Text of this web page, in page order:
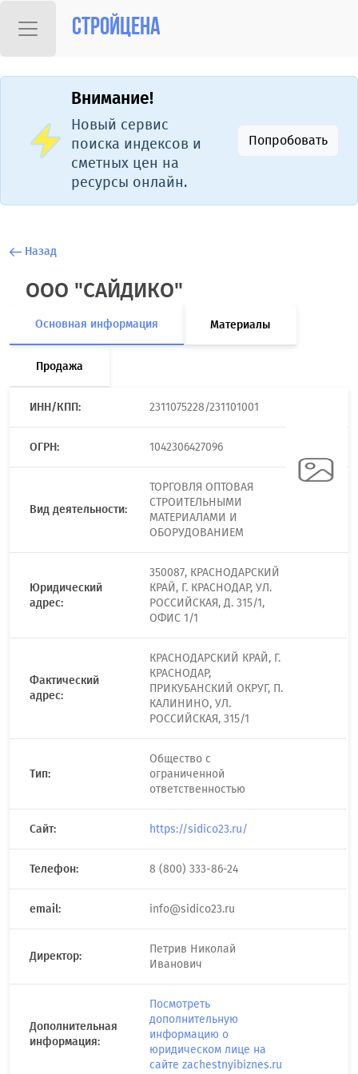
Стройцена
Внимание!
Новый сервис
поиска индексов и
сметных цен на
ресурсы онлайн.
Попробовать
Назад
ООО "САЙДИКО"
Основная информация Материалы
Продажа
ИНН/КПП: 2311075228/231101001
ОГРН: 1042306427096
Вид деятельности:
ТОРГОВЛЯ ОПТОВАЯ
СТРОИТЕЛЬНЫМИ
МАТЕРИАЛАМИ И
ОБОРУДОВАНИЕМ
Юридический
адрес:
350087, КРАСНОДАРСКИЙ
КРАЙ, Г. КРАСНОДАР, УЛ.
РОССИЙСКАЯ, Д. 315/1,
ОФИС 1/1
Фактический
адрес:
КРАСНОДАРСКИЙ КРАЙ, Г.
КРАСНОДАР,
ПРИКУБАНСКИЙ ОКРУГ, П.
КАЛИНИНО, УЛ.
РОССИЙСКАЯ, 315/1
Тип:
Общество с
ограниченной
ответственностью
Сайт: https://sidico23.ru/
Телефон: 8 (800) 333-86-24
email: info@sidico23.ru
Директор:
Петрив Николай
Иванович
Дополнительная
информация:
Посмотреть
дополнительную
информацию о
юридическом лице на
сайте zachestnyibiznes.ru